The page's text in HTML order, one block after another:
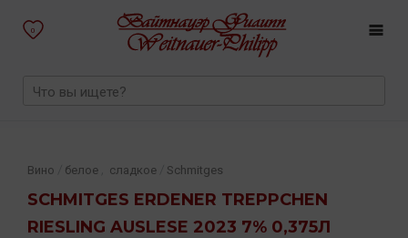
0
SCHMITGES ERDENER TREPPCHEN
RIESLING AUSLESE 2023 7% 0,375Л
Вино белое сладкое Schmitges